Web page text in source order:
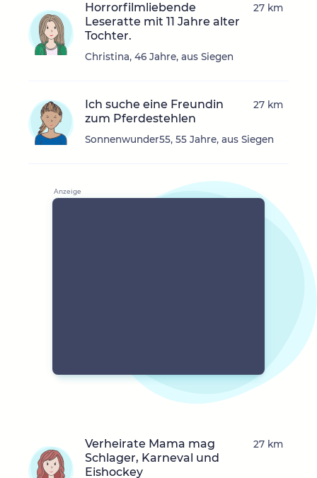
Horrorfilmliebende
Leseratte mit 11 Jahre alter
Tochter.
Christina, 46 Jahre, aus Siegen
27 km
Ich suche eine Freundin
zum Pferdestehlen
Sonnenwunder55, 55 Jahre, aus Siegen
27 km
Verheirate Mama mag
Schlager, Karneval und
Eishockey
27 km